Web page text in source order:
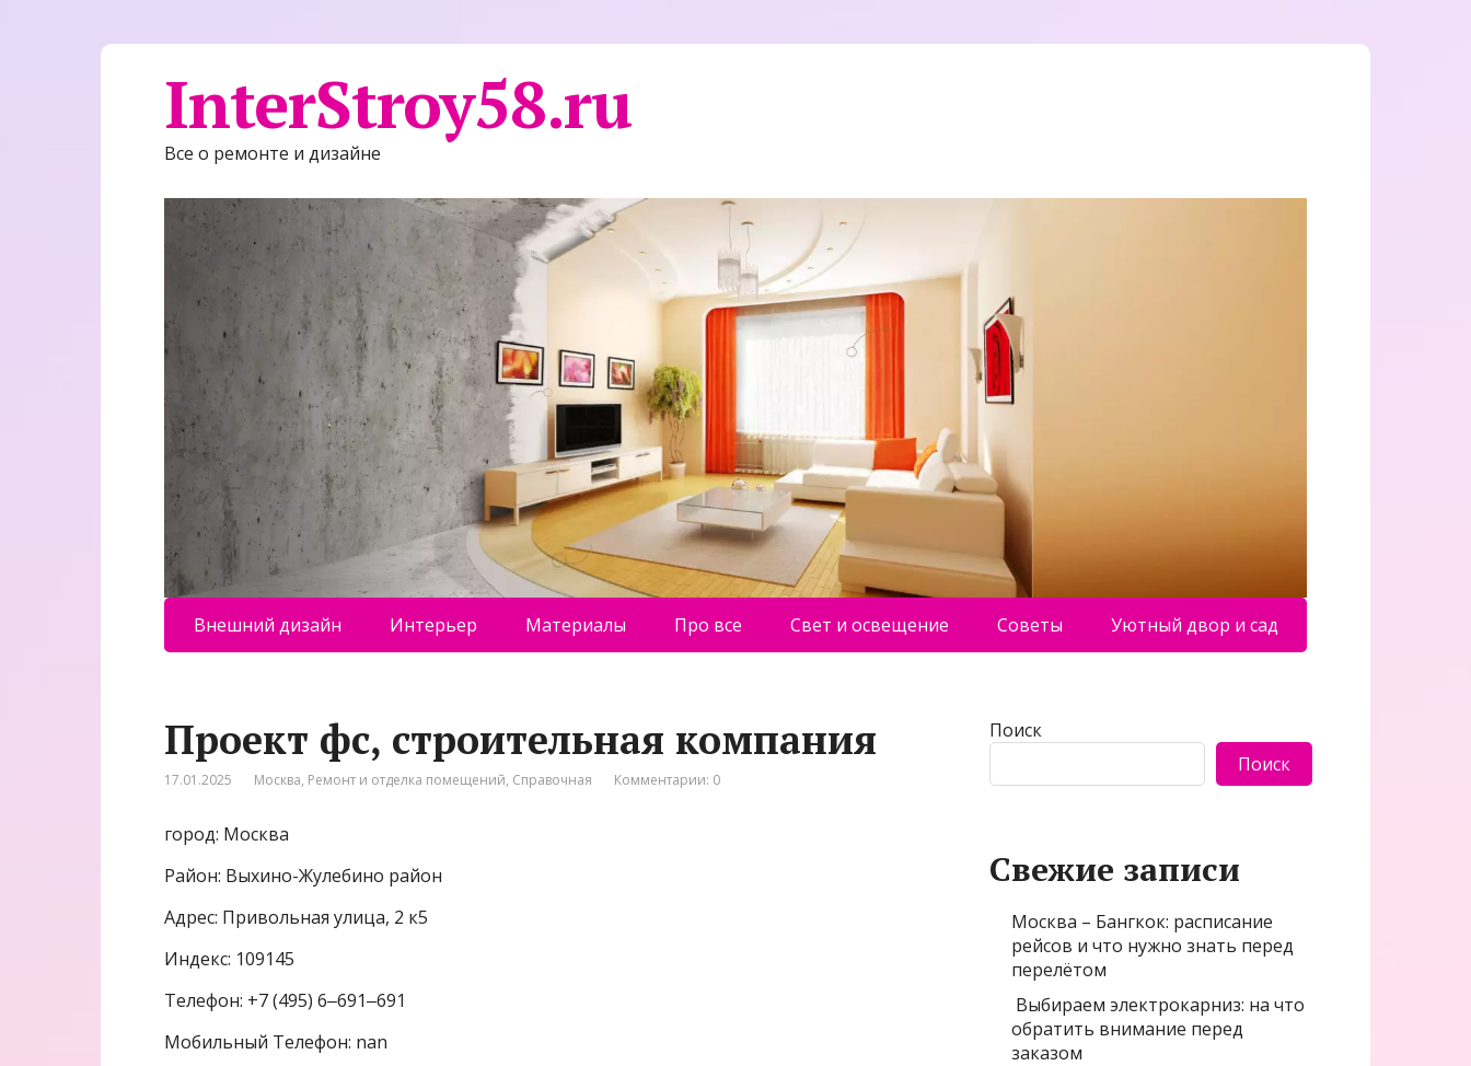
InterStroy58.ru
Все о ремонте и дизайне
Внешний дизайн Интерьер Материалы Про все Свет и освещение Советы Уютный двор и сад
Проект фс, строительная компания
17.01.2025 Москва, Ремонт и отделка помещений, Справочная Комментарии: 0
город: Москва
Район: Выхино-Жулебино район
Адрес: Привольная улица, 2 к5
Индекс: 109145
Телефон: +7 (495) 6‒691‒691
Мобильный Телефон: nan
Поиск
Поиск
Свежие записи
Москва – Бангкок: расписание
рейсов и что нужно знать перед
перелётом
Выбираем электрокарниз: на что
обратить внимание перед
заказом